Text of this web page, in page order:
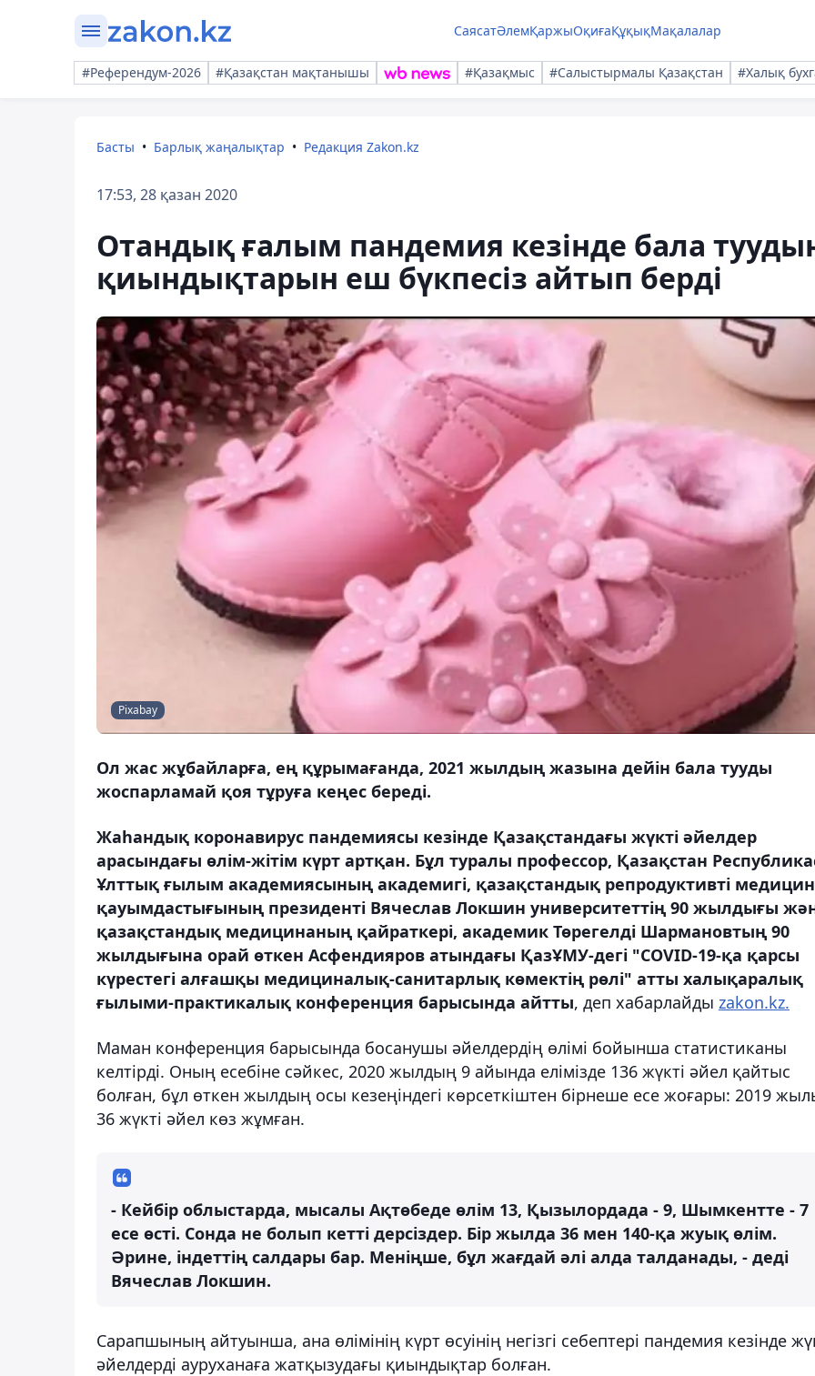
СаясатӘлемҚаржыОқиғаҚұқықМақалалар
#Референдум-2026 #Қазақстан мақтанышы #Қазақмыс #Салыстырмалы Қазақстан #Халық
Басты Барлық жаңалықтар Редакция Zakon.kz
17:53, 28 қазан 2020
Отандық ғалым пандемия кезінде бала
қиындықтарын еш бүкпесіз айтып берді
Pixabay
Ол жас жұбайларға, ең құрымағанда, 2021 жылдың жазына дейін бала тууды
жоспарламай қоя тұруға кеңес береді.
Жаһандық коронавирус пандемиясы кезінде Қазақстандағы жүкті әйелдер
арасындағы өлім-жітім күрт артқан. Бұл туралы профессор, Қазақстан
Ұлттық ғылым академиясының академигі, қазақстандық репродуктивті
қауымдастығының президенті Вячеслав Локшин университеттің 90 жылдығы
қазақстандық медицинаның қайраткері, академик Төрегелді Шармановтың 90
жылдығына орай өткен Асфендияров атындағы ҚазҰМУ-дегі "COVID-19-қа қарсы
күрестегі алғашқы медициналық-санитарлық көмектің рөлі" атты халықаралық
ғылыми-практикалық конференция барысында айтты, деп хабарлайды zakon.kz.
Маман конференция барысында босанушы әйелдердің өлімі бойынша статистиканы
келтірді. Оның есебіне сәйкес, 2020 жылдың 9 айында елімізде 136 жүкті әйел қайтыс
болған, бұл өткен жылдың осы кезеңіндегі көрсеткіштен бірнеше есе жоғары: 2019
36 жүкті әйел көз жұмған.
- Кейбір облыстарда, мысалы Ақтөбеде өлім 13, Қызылордада - 9, Шымкентте - 7
есе өсті. Сонда не болып кетті дерсіздер. Бір жылда 36 мен 140-қа жуық өлім.
Әрине, індеттің салдары бар. Меніңше, бұл жағдай әлі алда талданады, - деді
Вячеслав Локшин.
Сарапшының айтуынша, ана өлімінің күрт өсуінің негізгі себептері пандемия кезінде
әйелдерді ауруханаға жатқызудағы қиындықтар болған.